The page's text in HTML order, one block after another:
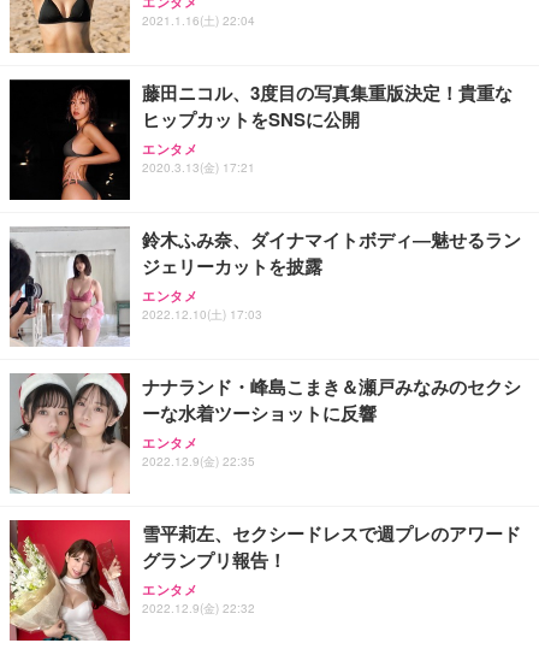
2021.1.16(土) 22:04
藤田ニコル、3度目の写真集重版決定！貴重な
ヒップカットをSNSに公開
エンタメ
2020.3.13(金) 17:21
鈴木ふみ奈、ダイナマイトボディ―魅せるラン
ジェリーカットを披露
エンタメ
2022.12.10(土) 17:03
ナナランド・峰島こまき＆瀬戸みなみのセクシ
ーな水着ツーショットに反響
エンタメ
2022.12.9(金) 22:35
雪平莉左、セクシードレスで週プレのアワード
グランプリ報告！
エンタメ
2022.12.9(金) 22:32